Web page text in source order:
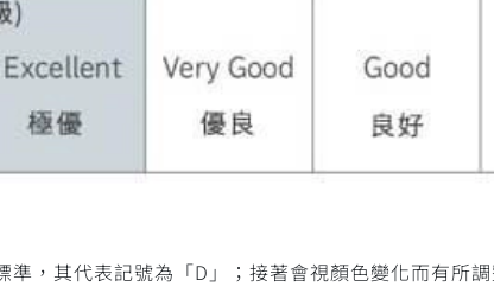
，其代表記號為「D」；接著會視顏色變化而有所